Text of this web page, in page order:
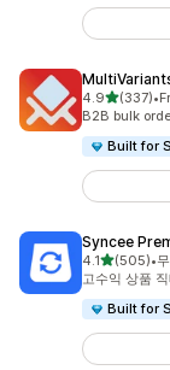
4.9별 5개 중
(337)
총 리뷰 337개
•
B2B bulk
Built for
Syncee
4.1별 5개 중
(505)
총 리뷰 505개
•
고수익 상품
Built for